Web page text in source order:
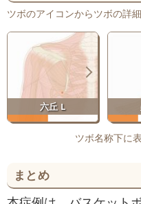
ツボのアイコンからツボの詳
六丘 L
ツボ名称下に
まとめ